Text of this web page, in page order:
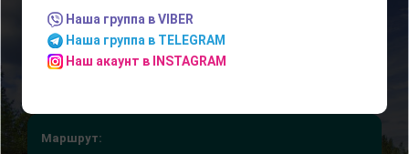
Маршрут:
Наша группа в VIBER
Наша группа в TELEGRAM
Наш акаунт в INSTAGRAM